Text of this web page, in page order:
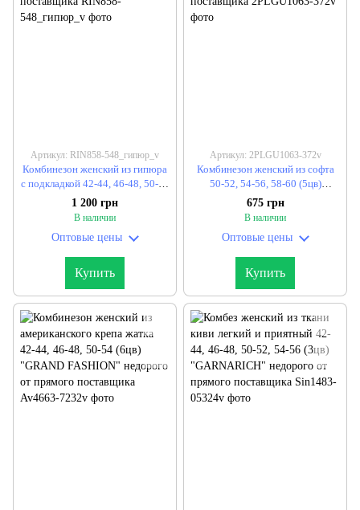
Артикул: RIN858-548_гипюр_v
Комбинезон женский из гипюра
с подкладкой 42-44, 46-48, 50-52
"FILATOVA" недорого от
прямого поставщика
1 200 грн
В наличии
Оптовые цены
Купить
Артикул: 2PLGU1063-372v
Комбинезон женский из софта
50-52, 54-56, 58-60 (5цв)
"MAKSIM TREND" недорого от
прямого поставщика
675 грн
В наличии
Оптовые цены
Купить